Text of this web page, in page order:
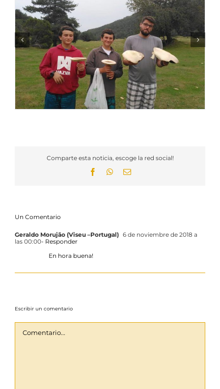
Comparte esta noticia, escoge la red social!
FacebookWhatsApp
Email
Un Comentario
Geraldo Morujão (Viseu –Portugal) 6 de noviembre de 2018 a
las 00:00- Responder
En hora buena!
Escribir un comentario